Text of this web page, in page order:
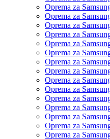
Oprema za
Oprema za
Oprema za
Oprema za
Oprema za
Oprema za
Oprema za
Oprema za
Oprema za
Oprema za
Oprema za
Oprema za
Oprema za
Oprema za
Oprema za